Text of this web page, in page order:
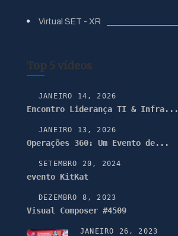
Virtual SET - XR
Top 5 vídeos
JANEIRO 14, 2026
Encontro Liderança TI & Infra...
JANEIRO 13, 2026
Operações 360: Um Evento de...
SETEMBRO 20, 2024
evento KitKat
DEZEMBRO 8, 2023
Visual Composer #4509
JANEIRO 26, 2023